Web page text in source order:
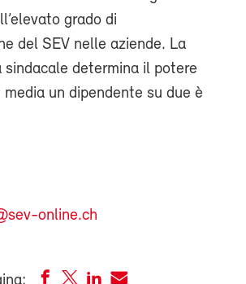
grado di
del SEV nelle aziende. La
sindacale determina il potere
un dipendente su due è
online.ch